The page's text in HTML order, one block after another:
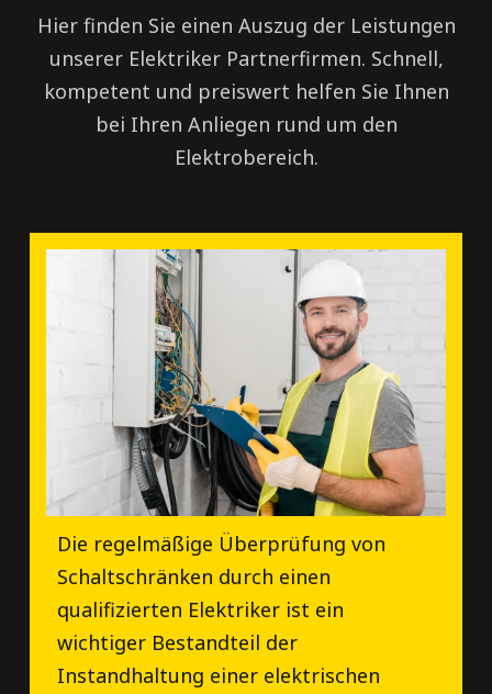
Hier finden Sie einen Auszug der Leistungen
unserer Elektriker Partnerfirmen. Schnell,
kompetent und preiswert helfen Sie Ihnen
bei Ihren Anliegen rund um den
Elektrobereich.
Die regelmäßige Überprüfung von
Schaltschränken durch einen
qualifizierten Elektriker ist ein
wichtiger Bestandteil der
Instandhaltung einer elektrischen